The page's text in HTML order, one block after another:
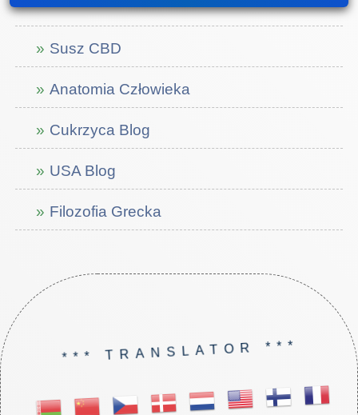
Susz CBD
Anatomia Człowieka
Cukrzyca Blog
USA Blog
Filozofia Grecka
*** TRANSLATOR ***